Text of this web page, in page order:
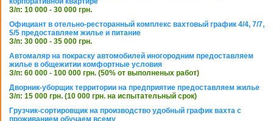
З/п: 10 000 - 30 000 грн.
Официант в отельно-ресторанный комплекс вахтовый график 4/4, 7/7,
5/5 предоставляем жилье и питание
З/п: 30 000 - 35 000 грн.
Автомаляр на покраску автомобилей иногородним предоставляем
жилье в общежитии комфортные условия
З/п: 60 000 - 100 000 грн. (50% от выполненых работ)
Дворник-уборщик территории на предприятие предоставляем жилье
З/п: 15 000 грн. (10 000 грн. на испытательный срок)
Грузчик-сортировщик на производство удобный график вахта с